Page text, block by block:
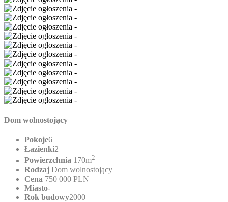
Dom wolnostojący
Pokoje6
Łazienki2
Powierzchnia 170m2
Rodzaj Dom wolnostojący
Cena 750 000 PLN
Miasto-
Rok budowy2000